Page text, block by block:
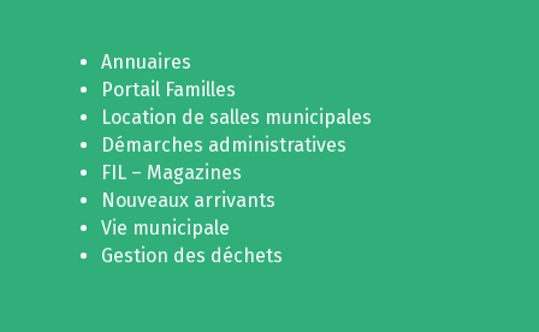
Annuaires
Portail Familles
Location de salles municipales
Démarches administratives
FIL – Magazines
Nouveaux arrivants
Vie municipale
Gestion des déchets